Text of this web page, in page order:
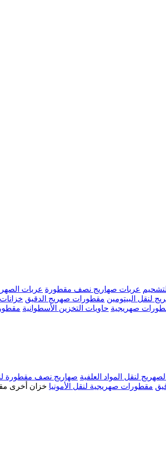
عربات صهاريج نصف مقطورة عربات
لنقل البيتومين مقطورات صهريج الدقيق
صهريجية حاويات التخزين الأسطوانية
لنقل المواد العلفية صهاريج نصف مقطورة
مقطورات صهريجية لنقل الأمونيا خزان أخرى